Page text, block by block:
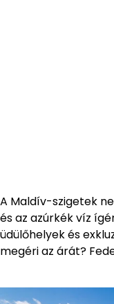
A Maldív-szigetek
és az azúrkék víz
üdülőhelyek és
megéri az árát?